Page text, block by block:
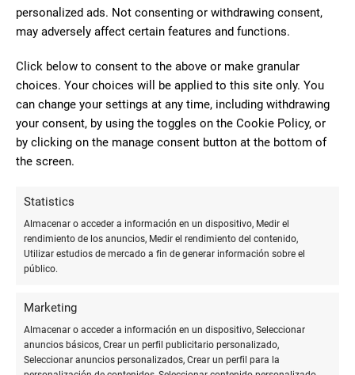
personalized ads. Not consenting or withdrawing consent,
may adversely affect certain features and functions.
Click below to consent to the above or make granular
choices. Your choices will be applied to this site only. You
can change your settings at any time, including withdrawing
your consent, by using the toggles on the Cookie Policy, or
by clicking on the manage consent button at the bottom of
the screen.
Statistics
Almacenar o acceder a información en un dispositivo, Medir el
rendimiento de los anuncios, Medir el rendimiento del contenido,
Utilizar estudios de mercado a fin de generar información sobre el
público.
Marketing
Almacenar o acceder a información en un dispositivo, Seleccionar
anuncios básicos, Crear un perfil publicitario personalizado,
Seleccionar anuncios personalizados, Crear un perfil para la
Damian
Busquets
Mala educación por parte de la
dueña.He ido por un incidente con un
fascículo que pedí, para mirar de
solucionar el tema,con mucha
educación.la dueña se ha puesto muy
buena relación no me esperaba esto( sin entrar a valorar
quien tenía la razón).
Esti Company
Mala atención y servicio. Cuando
te atienden, parece que te están